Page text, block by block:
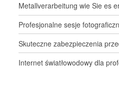
Metallverarbeitung wie Sie es
Profesjonalne sesje
Skuteczne zabezpieczenia
Internet światłowodowy dla